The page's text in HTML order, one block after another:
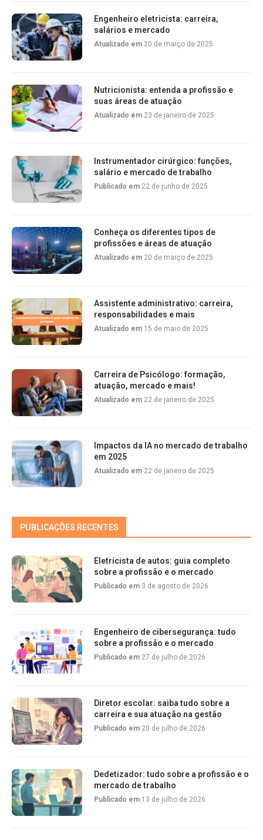
Engenheiro eletricista: carreira,
salários e mercado
Atualizado em 20 de março de 2025
Nutricionista: entenda a profissão e
suas áreas de atuação
Atualizado em 23 de janeiro de 2025
Instrumentador cirúrgico: funções,
salário e mercado de trabalho
Publicado em 22 de junho de 2025
Conheça os diferentes tipos de
profissões e áreas de atuação
Atualizado em 20 de março de 2025
Assistente administrativo: carreira,
responsabilidades e mais
Atualizado em 15 de maio de 2025
Carreira de Psicólogo: formação,
atuação, mercado e mais!
Atualizado em 22 de janeiro de 2025
Impactos da IA no mercado de trabalho
em 2025
Atualizado em 22 de janeiro de 2025
PUBLICAÇÕES RECENTES
Eletricista de autos: guia completo
sobre a profissão e o mercado
Publicado em 3 de agosto de 2026
Engenheiro de cibersegurança: tudo
sobre a profissão e o mercado
Publicado em 27 de julho de 2026
Diretor escolar: saiba tudo sobre a
carreira e sua atuação na gestão
Publicado em 20 de julho de 2026
Dedetizador: tudo sobre a profissão e o
mercado de trabalho
Publicado em 13 de julho de 2026